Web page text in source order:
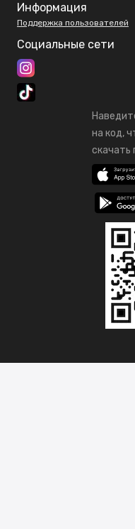
Информация
Поддержка пользователей
Социальные сети
на код,
скачать